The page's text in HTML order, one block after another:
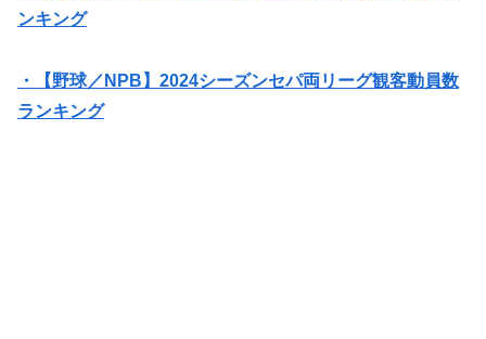
ンキング
・【野球／NPB】2024シーズンセパ両リーグ観客動員数
ランキング